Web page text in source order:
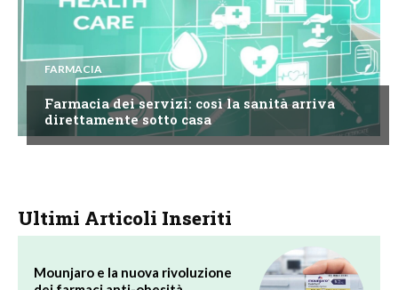
FARMACIA
Farmacia dei servizi: così la sanità arriva
direttamente sotto casa
Ultimi Articoli Inseriti
Mounjaro e la nuova rivoluzione